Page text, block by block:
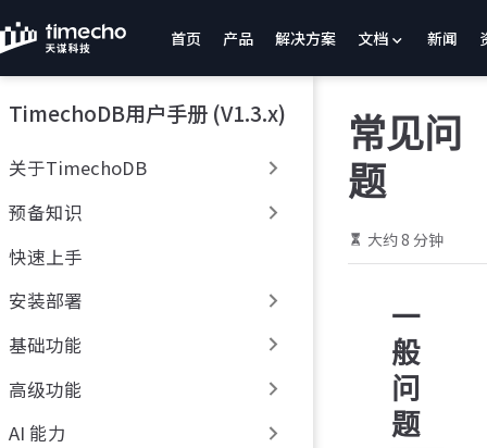
跳
至
主
內
首页 产品 解决方案 文档 新闻
TimechoDB用户手册 (V1.3.x)
关于TimechoDB
预备知识
快速上手
安装部署
基础功能
高级功能
AI 能力
常见问
题
大约 8 分钟
一
般
问
题